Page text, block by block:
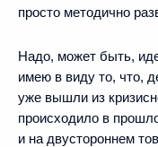
просто методично
Надо, может быть,
имею в виду то, что,
уже вышли из
происходило в
и на двустороннем